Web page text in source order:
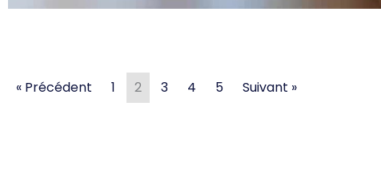
« Précédent 1 2 3 4 5 Suivant »